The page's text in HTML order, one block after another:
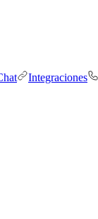
Integraciones